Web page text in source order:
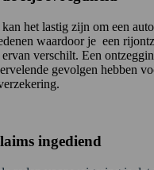
kan het lastig zijn om een
waardoor je een
verschilt. Een
gevolgen hebben
ingediend